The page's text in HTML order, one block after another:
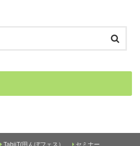
TabiiT(田んぼフェス） セミナー